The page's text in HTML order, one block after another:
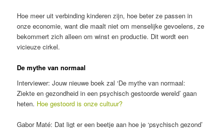
Hoe meer uit verbinding kinderen zijn, hoe beter ze passen in
onze economie, want die maalt niet om menselijke gevoelens, ze
bekommert zich alleen om winst en productie. Dit wordt een
vicieuze cirkel.
De mythe van normaal
Interviewer: Jouw nieuwe boek zal ‘De mythe van normaal:
Ziekte en gezondheid in een psychisch gestoorde wereld’ gaan
heten. Hoe gestoord is onze cultuur?
Gabor Maté: Dat ligt er een beetje aan hoe je ‘psychisch gezond’